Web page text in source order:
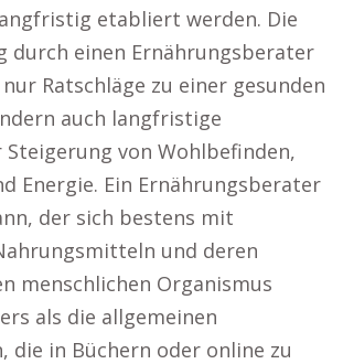
etabliert werden. Die
durch einen Ernährungsberater
Ratschläge zu einer gesunden
auch langfristige
von Wohlbefinden,
Energie. Ein Ernährungsberater
der sich bestens mit
und deren
menschlichen Organismus
als die allgemeinen
die in Büchern oder online zu